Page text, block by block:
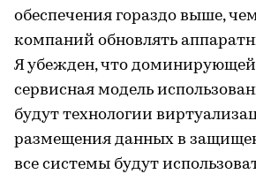
обеспечения гораздо выше,
компаний обновлять
Я убежден, что доминирующей
сервисная модель
будут технологии
размещения данных в
все системы будут